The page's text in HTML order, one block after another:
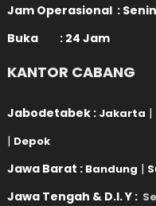
Jam Operasional :
Buka : 24 Jam
KANTOR CABANG
Jabodetabek : Jakarta |
| Depok
Jawa Barat : Bandung |
Jawa Tengah & D.I. Y :